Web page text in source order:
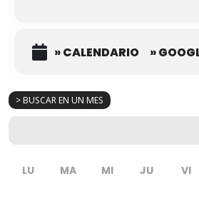
> BUSCAR EN UN MES
LU MA MI JU VI
» CALENDARIO »